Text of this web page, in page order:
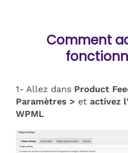
Comment
1- Allez dans Product
Paramètres > et activez
WPML